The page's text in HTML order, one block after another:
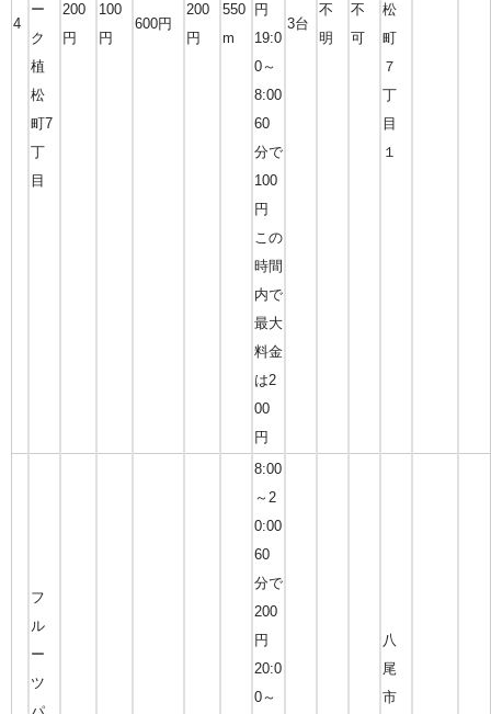
4
ー
ク
植
松
町7
丁
目
200
円
100
円
600円
200
円
550
m
円
19:0
0～
8:00
60
分で
100
円
この
時間
内で
最大
料金
は2
00
円
3台
不
明
不
可
松
町
７
丁
目
１
フ
ル
ー
ツ
8:00
～2
0:00
60
分で
200
円
20:0
0～
八
尾
市